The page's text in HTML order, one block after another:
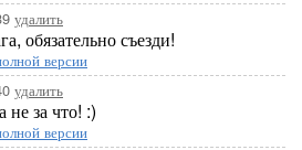
удалить
обязательно съезди!
версии
удалить
не за что! :)
версии